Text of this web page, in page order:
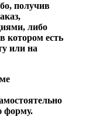
получив
либо
котором есть
или на
форму.